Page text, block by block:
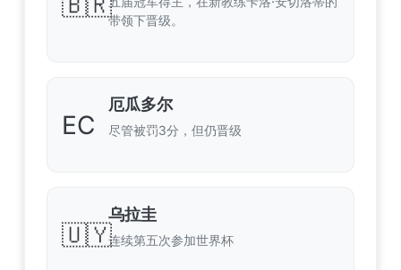
带领下晋级。
EC
厄瓜多尔
尽管被罚3分，但仍晋级
🇺🇾
乌拉圭
连续第五次参加世界杯